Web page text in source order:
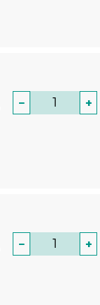
− +
− +